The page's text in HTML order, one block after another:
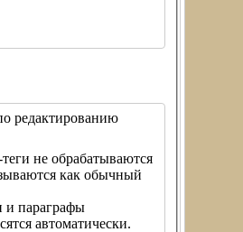
редактированию
не обрабатываются
как обычный
и параграфы
автоматически.